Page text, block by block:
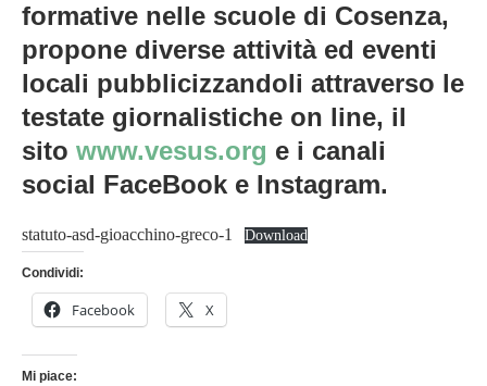
formative nelle scuole di Cosenza,
propone diverse attività ed eventi
locali pubblicizzandoli attraverso le
testate giornalistiche on line, il
sito www.vesus.org e i canali
social FaceBook e Instagram.
statuto-asd-gioacchino-greco-1 Download
Condividi:
Facebook X
Mi piace: